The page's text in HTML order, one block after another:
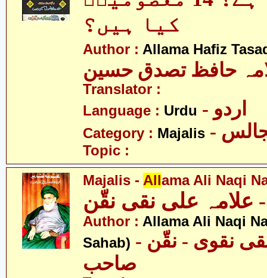
کیا ہیں؟
Author : Allama Hafiz
حافظ تصدق حسین
Translator :
Language : Urdu - اردو
Category : Majalis
Topic :
Majalis - Allama Ali Naqi
علی نقی نقّن
Author : Allama Ali Naqi
Sahab) - علامہ علی نقی نقوی - نقّن
صاحب